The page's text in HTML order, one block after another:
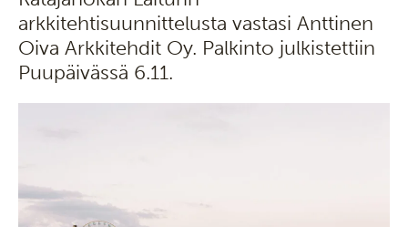
arkkitehtisuunnittelusta vastasi Anttinen
Oiva Arkkitehdit Oy. Palkinto julkistettiin
Puupäivässä 6.11.